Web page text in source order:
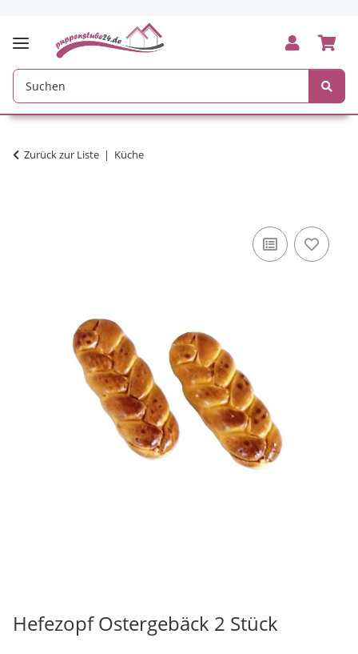
Zurück zur Liste Küche
Hefezopf Ostergebäck 2 Stück